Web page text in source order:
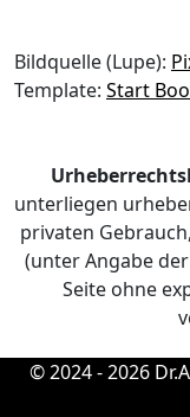
Bildquelle (Lupe):
Template: Start
unterliegen
privaten
(unter Angabe
Seite ohne
© 2024 - 2026